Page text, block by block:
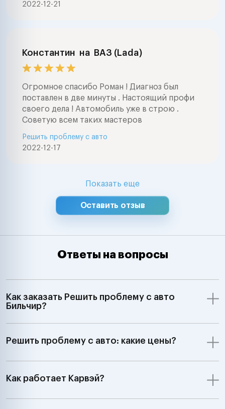
2022-12-21
Константин на ВАЗ (Lada)
Огромное спасибо Роман ! Диагноз был
поставлен в две минуты . Настоящий профи
своего дела ! Автомобиль уже в строю .
Советую всем таких мастеров
2022-12-17
Решить проблему с авто
Показать еще
Оставить отзыв
Ответы на вопросы
Как заказать Решить проблему с авто
Бильчир?
Решить проблему с авто: какие цены?
Как работает Карвэй?